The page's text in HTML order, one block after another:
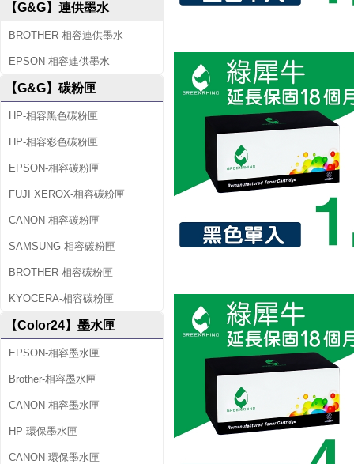
【G&G】連供墨水
BROTHER-相容連供墨水
EPSON-相容連供墨水
【G&G】碳粉匣
HP-相容黑色碳粉匣
HP-相容彩色碳粉匣
EPSON-相容碳粉匣
FUJI XEROX-相容碳粉匣
CANON-相容碳粉匣
SAMSUNG-相容碳粉匣
BROTHER-相容碳粉匣
KYOCERA-相容碳粉匣
【Color24】墨水匣
EPSON-相容墨水匣
Brother-相容墨水匣
CANON-相容墨水匣
HP-環保墨水匣
CANON-環保墨水匣